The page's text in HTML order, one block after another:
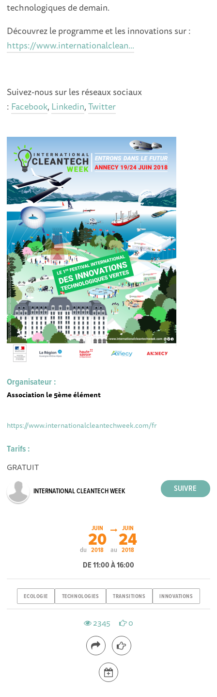
technologiques de demain.
Découvrez le programme et les innovations sur :
https://www.internationalclean...
Suivez-nous sur les réseaux sociaux
: Facebook, Linkedin,Twitter
Organisateur :
Association le 5ème élément
https://www.internationalcleantechweek.com/fr
Tarifs :
GRATUIT
INTERNATIONAL CLEANTECH WEEK
du
JUIN
20
2018 au
JUIN
24
2018
DE 11:00 À 16:00
ECOLOGIE TECHNOLOGIES TRANSITIONS INNOVATIONS
2345 0